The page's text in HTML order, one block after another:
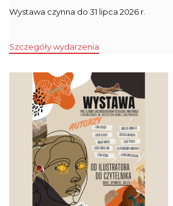
Wystawa czynna do 31 lipca 2026 r.
Szczegóły wydarzenia